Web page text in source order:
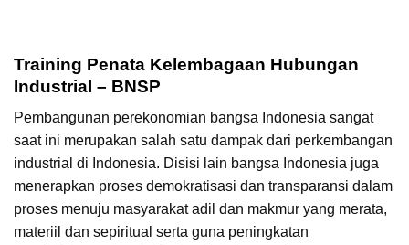
Training Penata Kelembagaan Hubungan
Industrial – BNSP
Pembangunan perekonomian bangsa Indonesia sangat
saat ini merupakan salah satu dampak dari perkembangan
industrial di Indonesia. Disisi lain bangsa Indonesia juga
menerapkan proses demokratisasi dan transparansi dalam
proses menuju masyarakat adil dan makmur yang merata,
materiil dan sepiritual serta guna peningkatan